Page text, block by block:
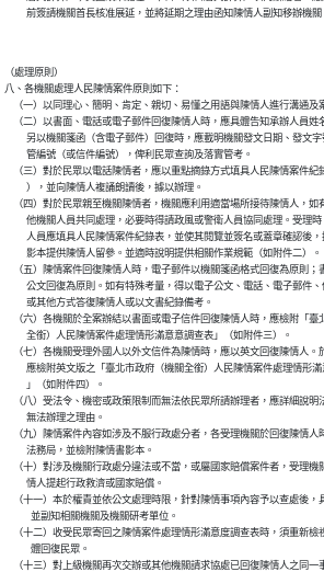
（處理原則）
八、各機關處理人民陳情案件原則如下：
（一）以同理心、簡明、肯定、親切、易懂之用語與陳情人進行溝通及
（二）以書面、電話或電子郵件回復陳情人時，應具體告知承辦人員姓
另以機關箋函（含電子郵件）回復時，應載明機關發文日期、發文
          管編號（或信件編號），俾利民眾查詢及落實管考。
（三）對於民眾以電話陳情者，應以重點摘錄方式填具人民陳情案件紀
          ），並向陳情人複誦朗讀後，據以辦理。
（四）對於民眾親至機關陳情者，機關應利用適當場所接待陳情人，如
他機關人員共同處理，必要時得請政風或警衛人員協同處理。受理
人員應填具人民陳情案件紀錄表，並使其閱覽並簽名或蓋章確認後
          影本提供陳情人留參。並適時說明提供相關作業規範（如附件二）。
（五）陳情案件回復陳情人時，電子郵件以機關箋函格式回復為原則；
公文回復為原則。如有特殊考量，得以電子公文、電話、電子郵件
          或其他方式答復陳情人或以文書紀錄備考。
（六）各機關於全案辦結以書面或電子信件回復陳情人時，應檢附「臺
          全銜）人民陳情案件處理情形滿意意調查表」（如附件三）。
（七）各機關受理外國人以外文信件為陳情時，應以英文回復陳情人。
應檢附英文版之「臺北市政府（機關全銜）人民陳情案件處理情形
          」（如附件四）。
（八）受法令、機密或政策限制而無法依民眾所請辦理者，應詳細說明
          無法辦理之理由。
（九）陳情案件內容如涉及不服行政處分者，各受理機關於回復陳情人
          法務局，並檢附陳情書影本。
（十）對涉及機關行政處分違法或不當，或屬國家賠償案件者，受理機
          情人提起行政救濟或國家賠償。
（十一）本於權責並依公文處理時限，針對陳情事項內容予以查處後，
            並副知相關機關及機關研考單位。
（十二）收受民眾寄回之陳情案件處理情形滿意度調查表時，須重新檢
            體回復民眾。
（十三）對上級機關再次交辦或其他機關請求協處已回復陳情人之同一